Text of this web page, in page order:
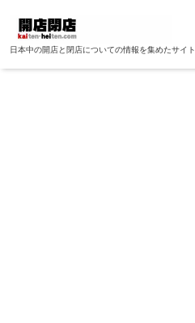
日本中の開店と閉店についての情報を集めたサイト